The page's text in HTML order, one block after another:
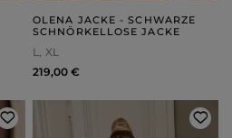
OLENA JACKE - SCHWARZE
SCHNÖRKELLOSE JACKE
L
XL
219,00 €